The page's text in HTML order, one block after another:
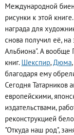
Международной
рисунки к этой
награда для
снова получил её, на
Альбиона". А вообще
книг. Шекспир,Дюма,
благодаря ему
Сегодня Татарников
европейскими,
издательствами,
реконструкцией
"Откуда наш род",